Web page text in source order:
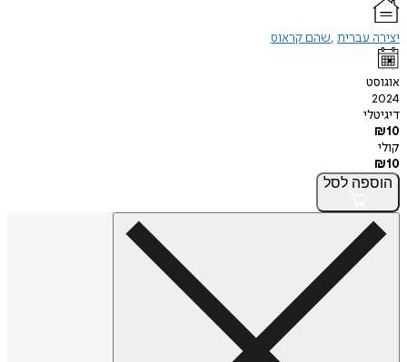
יצירה עברית שהם קראוס
אוגוסט
2024
דיגיטלי
₪10
קולי
₪10
הוספה לסל